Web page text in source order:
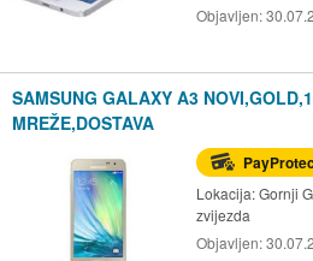
Objavljen:
SAMSUNG GALAXY A3
MREŽE,DOSTAVA
Lokacija:Gornji
zvijezda
Objavljen: